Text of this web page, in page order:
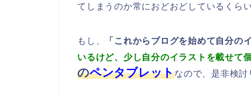
てしまうのか常におどおどしているくらい
もし、 「これからブログを始めて自分の
いるけど、少し自分のイラストを載せて
のペンタブレットなので、是非検討